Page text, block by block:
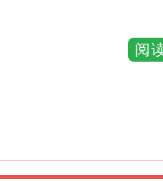
机房，直接接触到服务器
量的损失
阅